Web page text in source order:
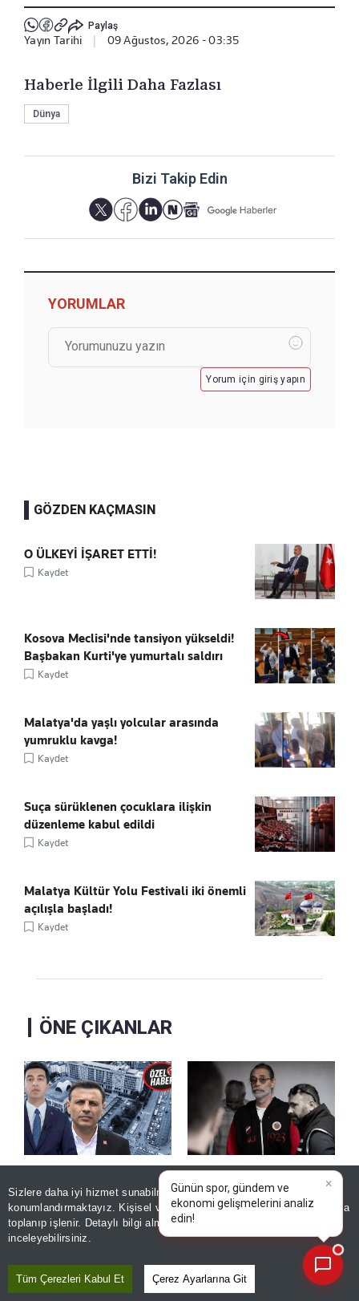
Sizlere daha iyi hizmet sunabilmek adına sitemizdeçerez
konumlandırmaktayız. Kişisel verileriniz, KVKK ve GDPR kapsamında
toplanıp işlenir. Detaylı bilgi almak için
inceleyebilirsiniz.
Tüm Çerezleri Kabul Et Çerez Ayarlarına Git
Paylaş
Yayın Tarihi 09 Ağustos, 2026 - 03:35
Haberle İlgili Daha Fazlası
Dünya
Bizi Takip Edin
YORUMLAR
Yorum için giriş yapın
GÖZDEN KAÇMASIN
O ÜLKEYİ İŞARET ETTİ!
Kaydet
Kosova Meclisi'nde tansiyon yükseldi!
Başbakan Kurti'ye yumurtalı saldırı
Kaydet
Malatya'da yaşlı yolcular arasında
yumruklu kavga!
Kaydet
Suça sürüklenen çocuklara ilişkin
düzenleme kabul edildi
Kaydet
Malatya Kültür Yolu Festivali iki önemli
açılışla başladı!
Kaydet
ÖNE ÇIKANLAR
Tuzla'da mağduriyetin
sebebi İBB! "Rakamlar
gerçeği yansıtmıyor"
Kaydet
Beşikçioğlu'na sahip
çıkmadılar! Yeni Partili
isimden sert sözler
Kaydet
Günün spor, gündem ve
ekonomi gelişmelerin